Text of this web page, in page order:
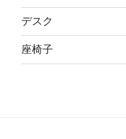
デスク
座椅子